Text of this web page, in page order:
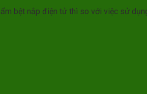
bệt nắp điện tử thì so với việc sử